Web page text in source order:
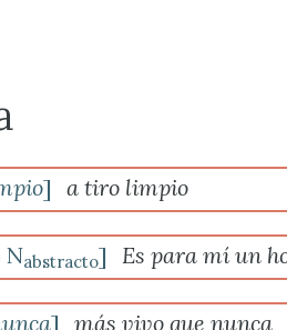
] a tiro limpio
Nabstracto] Es para mí un
] más vivo que nunca